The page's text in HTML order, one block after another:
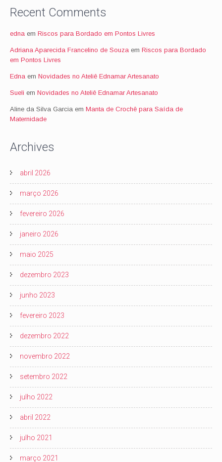
Recent Comments
edna em Riscos para Bordado em Pontos Livres
Adriana Aparecida Francelino de Souza em Riscos para Bordado
em Pontos Livres
Edna em Novidades no Ateliê Ednamar Artesanato
Sueli em Novidades no Ateliê Ednamar Artesanato
Aline da Silva Garcia em Manta de Crochê para Saída de
Maternidade
Archives
abril 2026
março 2026
fevereiro 2026
janeiro 2026
maio 2025
dezembro 2023
junho 2023
fevereiro 2023
dezembro 2022
novembro 2022
setembro 2022
julho 2022
abril 2022
julho 2021
março 2021